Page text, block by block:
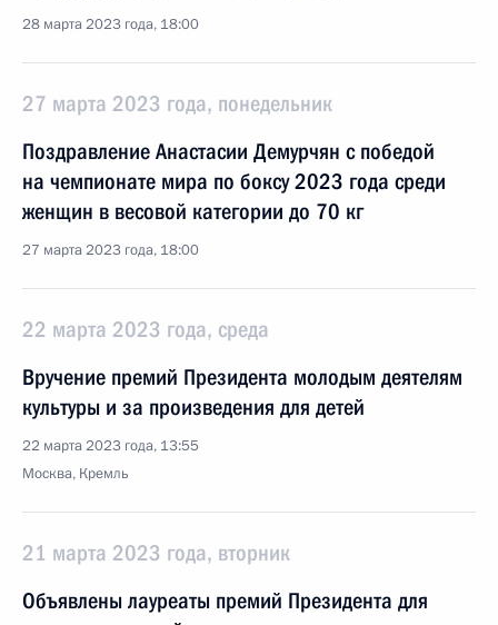
28 марта 2023 года, 18:00
27 марта 2023 года, понедельник
Поздравление Анастасии Демурчян с победой
на чемпионате мира по боксу 2023 года среди
женщин в весовой категории до 70 кг
27 марта 2023 года, 18:00
22 марта 2023 года, среда
Вручение премий Президента молодым деятелям
культуры и за произведения для детей
22 марта 2023 года, 13:55
Москва, Кремль
21 марта 2023 года, вторник
Объявлены лауреаты премий Президента для